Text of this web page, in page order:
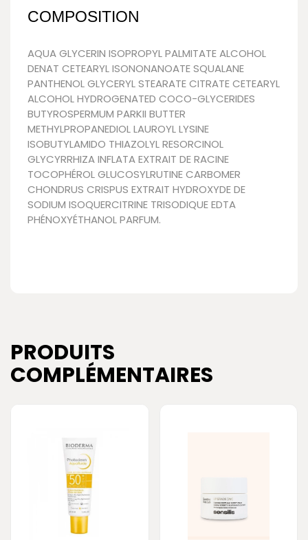
COMPOSITION
AQUA GLYCERIN ISOPROPYL PALMITATE ALCOHOL
DENAT CETEARYL ISONONANOATE SQUALANE
PANTHENOL GLYCERYL STEARATE CITRATE CETEARYL
ALCOHOL HYDROGENATED COCO-GLYCERIDES
BUTYROSPERMUM PARKII BUTTER
METHYLPROPANEDIOL LAUROYL LYSINE
ISOBUTYLAMIDO THIAZOLYL RESORCINOL
GLYCYRRHIZA INFLATA EXTRAIT DE RACINE
TOCOPHÉROL GLUCOSYLRUTINE CARBOMER
CHONDRUS CRISPUS EXTRAIT HYDROXYDE DE
SODIUM ISOQUERCITRINE TRISODIQUE EDTA
PHÉNOXYÉTHANOL PARFUM.
PRODUITS
COMPLÉMENTAIRES